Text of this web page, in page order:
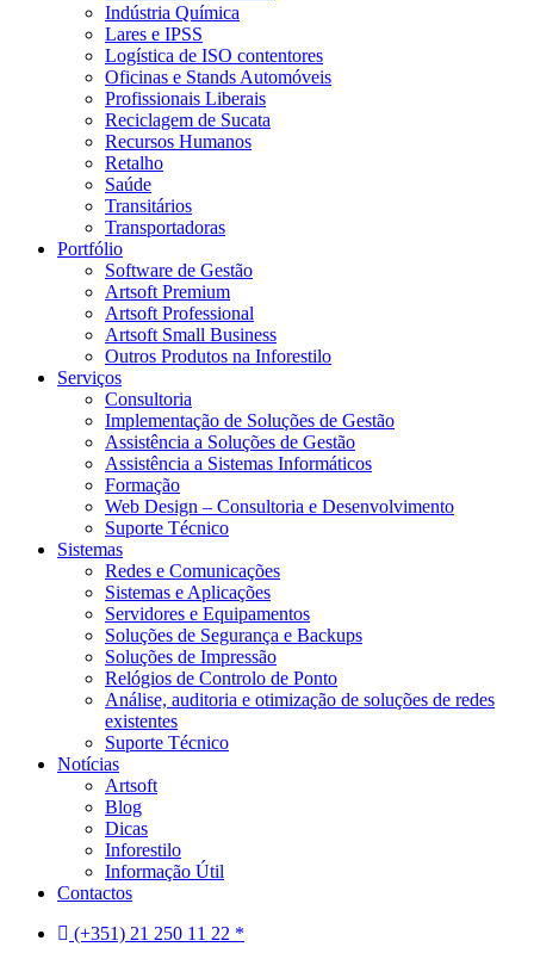
Indústria Química
Lares e IPSS
Logística de ISO contentores
Oficinas e Stands Automóveis
Profissionais Liberais
Reciclagem de Sucata
Recursos Humanos
Retalho
Saúde
Transitários
Transportadoras
Portfólio
Software de Gestão
Artsoft Premium
Artsoft Professional
Artsoft Small Business
Outros Produtos na Inforestilo
Serviços
Consultoria
Implementação de Soluções de Gestão
Assistência a Soluções de Gestão
Assistência a Sistemas Informáticos
Formação
Web Design – Consultoria e Desenvolvimento
Suporte Técnico
Sistemas
Redes e Comunicações
Sistemas e Aplicações
Servidores e Equipamentos
Soluções de Segurança e Backups
Soluções de Impressão
Relógios de Controlo de Ponto
Análise, auditoria e otimização de soluções de redes
existentes
Suporte Técnico
Notícias
Artsoft
Blog
Dicas
Inforestilo
Informação Útil
Contactos
(+351) 21 250 11 22 *